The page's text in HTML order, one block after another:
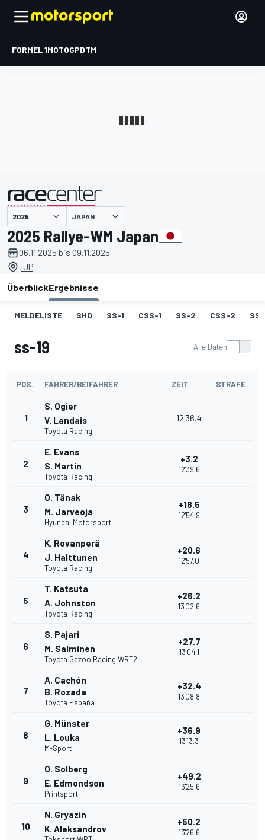
FORMEL 1MOTOGPDTM
JAPAN
2025 Rallye-WM Japan
06.11.2025 bis 09.11.2025
, JP
ÜberblickErgebnisse
MELDELISTE SHD SS-1 CSS-1 SS-2 CSS-2
ss-19 Alle Daten
POS. FAHRER/BEIFAHRER ZEIT STRAFE
1
S. Ogier
V. Landais
Toyota Racing
12'36.4
2
E. Evans
S. Martin
Toyota Racing
+3.2
12'39.6
3
O. Tänak
M. Jarveoja
Hyundai Motorsport
+18.5
12'54.9
4
K. Rovanperä
J. Halttunen
Toyota Racing
+20.6
12'57.0
5
T. Katsuta
A. Johnston
Toyota Racing
+26.2
13'02.6
6
S. Pajari
M. Salminen
Toyota Gazoo Racing WRT2
+27.7
13'04.1
7
A. Cachón
B. Rozada
Toyota España
+32.4
13'08.8
8
G. Münster
L. Louka
M-Sport
+36.9
13'13.3
9
O. Solberg
E. Edmondson
Printsport
+49.2
13'25.6
10
N. Gryazin
K. Aleksandrov
+50.2
13'26.6